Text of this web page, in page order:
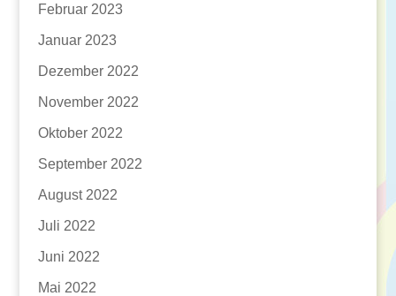
Februar 2023
Januar 2023
Dezember 2022
November 2022
Oktober 2022
September 2022
August 2022
Juli 2022
Juni 2022
Mai 2022